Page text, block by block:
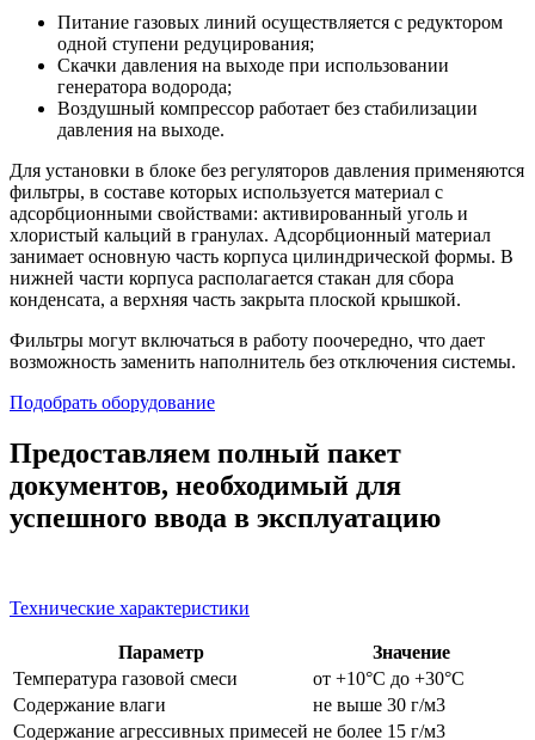
Питание газовых линий осуществляется с редуктором
одной ступени редуцирования;
Скачки давления на выходе при использовании
генератора водорода;
Воздушный компрессор работает без стабилизации
давления на выходе.
Для установки в блоке без регуляторов давления применяются
фильтры, в составе которых используется материал с
адсорбционными свойствами: активированный уголь и
хлористый кальций в гранулах. Адсорбционный материал
занимает основную часть корпуса цилиндрической формы. В
нижней части корпуса располагается стакан для сбора
конденсата, а верхняя часть закрыта плоской крышкой.
Фильтры могут включаться в работу поочередно, что дает
возможность заменить наполнитель без отключения системы.
Подобрать оборудование
Предоставляем полный пакет
документов, необходимый для
успешного ввода в эксплуатацию
Технические характеристики
Параметр
Значение
Температура газовой смеси
от +10°C до +30°C
Содержание влаги
не выше 30 г/м3
Содержание агрессивных примесей не более 15 г/м3